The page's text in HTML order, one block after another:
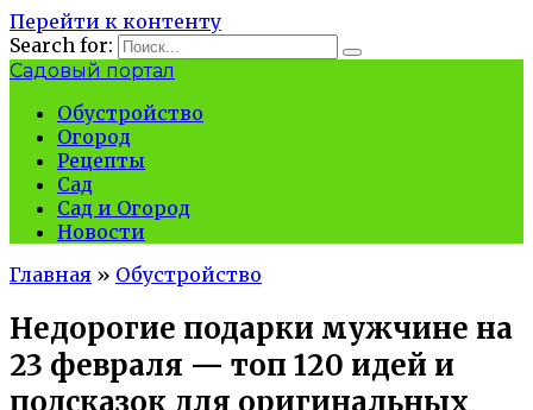
Перейти к контенту
Search for:
Садовый портал
Обустройство
Огород
Рецепты
Сад
Сад и Огород
Новости
Главная » Обустройство
Недорогие подарки мужчине на
23 февраля — топ 120 идей и
подсказок для оригинальных